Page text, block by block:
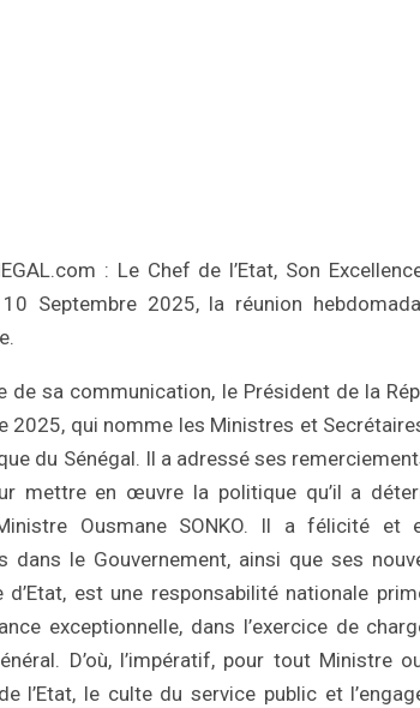
: Le Chef de l’Etat, Son
Septembre 2025, la réunion
de sa communication, le Président de la
2025, qui nomme les Ministres et
du Sénégal. Il a adressé ses
mettre en œuvre la politique qu’il a
Ousmane SONKO. Il a félicité et
dans le Gouvernement, ainsi que ses
d’Etat, est une responsabilité nationale
exceptionnelle, dans l’exercice de
D’où, l’impératif, pour tout Ministre
l’Etat, le culte du service public et